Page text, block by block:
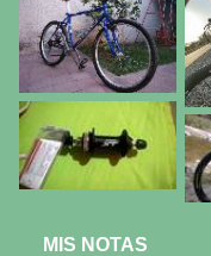
MIS NOTAS